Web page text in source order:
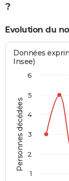
?
Evolution du
Personnes décédées
Données
Insee)
1
2
3
4
5
6